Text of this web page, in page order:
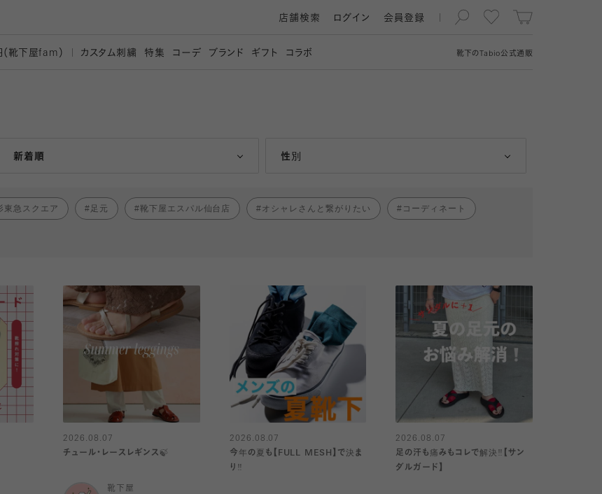
靴下の Tabio公式通販
店舗検索 ログイン 会員登録
靴下屋fam） カスタム刺繍 特集 コーデ ブランド ギフト コラボ
新着順
人気ランキング順 性別
女性
東急スクエア 足元 靴下屋エスパル仙台店 オシャレさんと繋がりたい コーディネート
2026.08.07
チュール・レースレギンス🍃
靴下屋
2026.08.07
今年の夏も【FULL MESH】で決ま
り️‼️
2026.08.07
足の汗も痛みもコレで解決‼️【サン
ダルガード】